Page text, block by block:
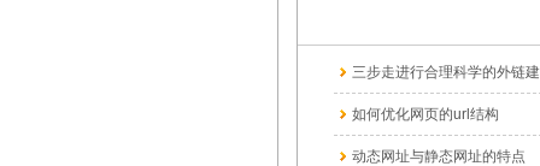
三步走进行合理科学的外链
如何优化网页的url结构
动态网址与静态网址的特点